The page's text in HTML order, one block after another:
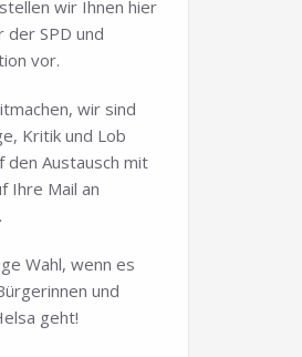
wir Ihnen hier
SPD und
vor.
wir sind
Kritik und Lob
den Austausch mit
Ihre Mail an
.
Wahl, wenn es
und
geht!